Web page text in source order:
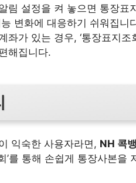
림 설정을 켜 놓으면 통장표
변화에 대응하기 쉬워집니
좌가 있는 경우, ‘통장표지
해집니다.
익숙한 사용자라면, NH 콕
’를 통해 손쉽게 통장사본을